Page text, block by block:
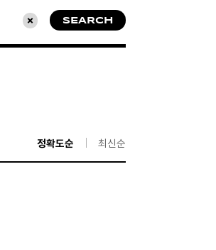
초기화 SEARCH
정확도순 최신순